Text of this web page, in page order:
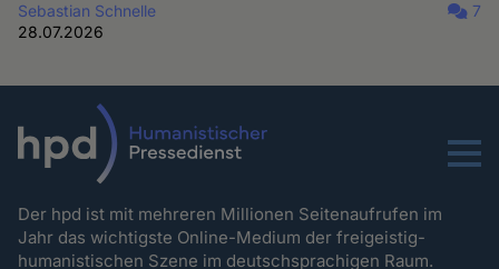
Sebastian Schnelle
28.07.2026
7
Menu
Der hpd ist mit mehreren Millionen Seitenaufrufen im
Jahr das wichtigste Online-Medium der freigeistig-
humanistischen Szene im deutschsprachigen Raum.